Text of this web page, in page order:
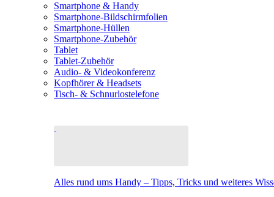
Smartphone & Handy
Smartphone-Bildschirmfolien
Smartphone-Hüllen
Smartphone-Zubehör
Tablet
Tablet-Zubehör
Audio- & Videokonferenz
Kopfhörer & Headsets
Tisch- & Schnurlostelefone
Alles rund ums Handy – Tipps, Tricks und weiteres